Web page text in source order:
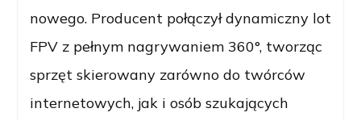
nowego. Producent połączył dynamiczny lot
FPV z pełnym nagrywaniem 360°, tworząc
sprzęt skierowany zarówno do twórców
internetowych, jak i osób szukających